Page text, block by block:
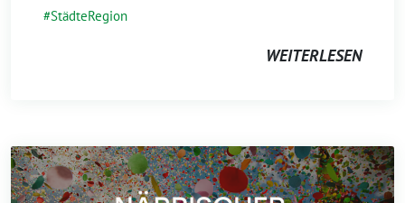
StädteRegion
WEITERLESEN